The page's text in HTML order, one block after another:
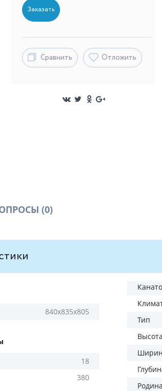
Заказать
Сравнить Отложить
(0)
840х835х805
18
380
Тип